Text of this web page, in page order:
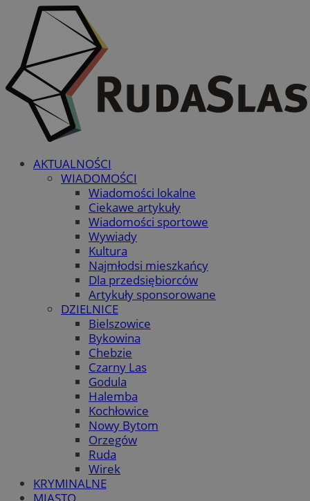
AKTUALNOŚCI
WIADOMOŚCI
Wiadomości lokalne
Ciekawe artykuły
Wiadomości sportowe
Wywiady
Kultura
Najmłodsi mieszkańcy
Dla przedsiębiorców
Artykuły sponsorowane
DZIELNICE
Bielszowice
Bykowina
Chebzie
Czarny Las
Godula
Halemba
Kochłowice
Nowy Bytom
Orzegów
Ruda
Wirek
KRYMINALNE